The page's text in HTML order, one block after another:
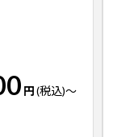
円(税込)～